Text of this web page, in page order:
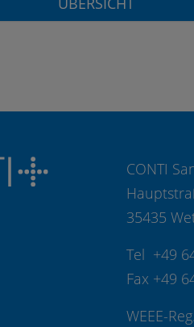
CONTI
35435
Tel +49
Fax +49
WEEE-